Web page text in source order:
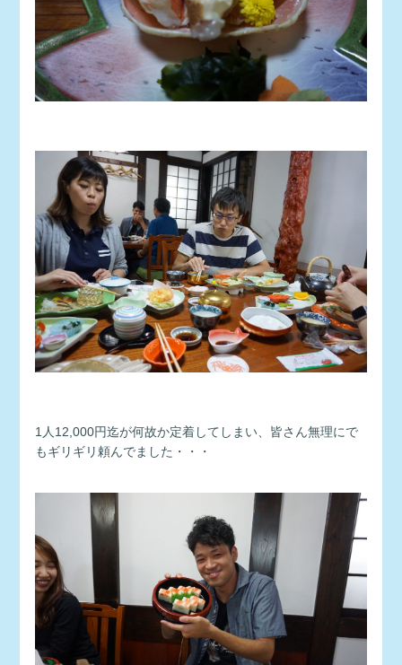
1人12,000円迄が何故か定着してしまい、皆さん無理にで
もギリギリ頼んでました・・・